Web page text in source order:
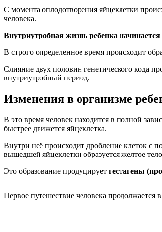
С момента оплодотворения яйцеклетки
человека.
Внутриутробная жизнь ребенка
В строго определенное время происходит
Слияние двух половин генетического кода
внутриутробный период.
Изменения в организме
В это время человек находится в полной
быстрее движется яйцеклетка.
Внутри неё происходит дробление клеток с
вышедшей яйцеклетки образуется желтое
Это образование продуцирует гестагены
Первое путешествие человека продолжается